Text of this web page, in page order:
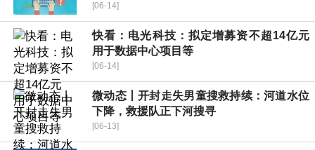
[06-14]
快看：电光科技：拟定增募资不超14亿元
用于数据中心项目等
[06-14]
微动态丨开封走失男童搜救持续：河道水位
下降，救援队正下河搜寻
[06-13]